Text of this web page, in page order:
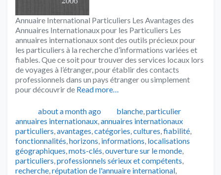
Annuaire International Particuliers Les Avantages des
Annuaires Internationaux pour les Particuliers Les
annuaires internationaux sont des outils précieux pour
les particuliers à la recherche d’informations variées et
fiables. Que ce soit pour trouver des services locaux lors
de voyages à l’étranger, pour établir des contacts
professionnels dans un pays étranger ou simplement
pour découvrir de Read more…
Publié
about a month ago Catégories
blanche,particulier
annuaires internationaux,annuaires internationaux
particuliers,avantages,catégories,cultures,fiabilité,
fonctionnalités,horizons, informations, localisations
géographiques,mots-clés,ouverture sur le monde,
particuliers,professionnels sérieux et compétents,
recherche,réputation de l'annuaire international,